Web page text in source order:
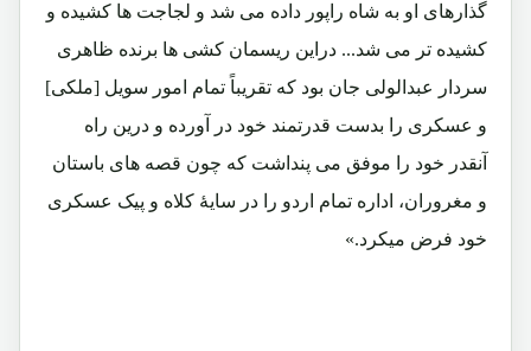
گذارهای او به شاه راپور داده می شد و لجاجت ها کشیده و
کشیده تر می شد... دراین ریسمان کشی ها برنده ظاهری
سردار عبدالولی جان بود که تقریباً تمام امور سویل [ملکی]
و عسکری را بدست قدرتمند خود در آورده و درین راه
آنقدر خود را موفق می پنداشت که چون قصه های باستان
و مغروران، اداره تمام اردو را در سایۀ کلاه و پیک عسکری
خود فرض میکرد.»